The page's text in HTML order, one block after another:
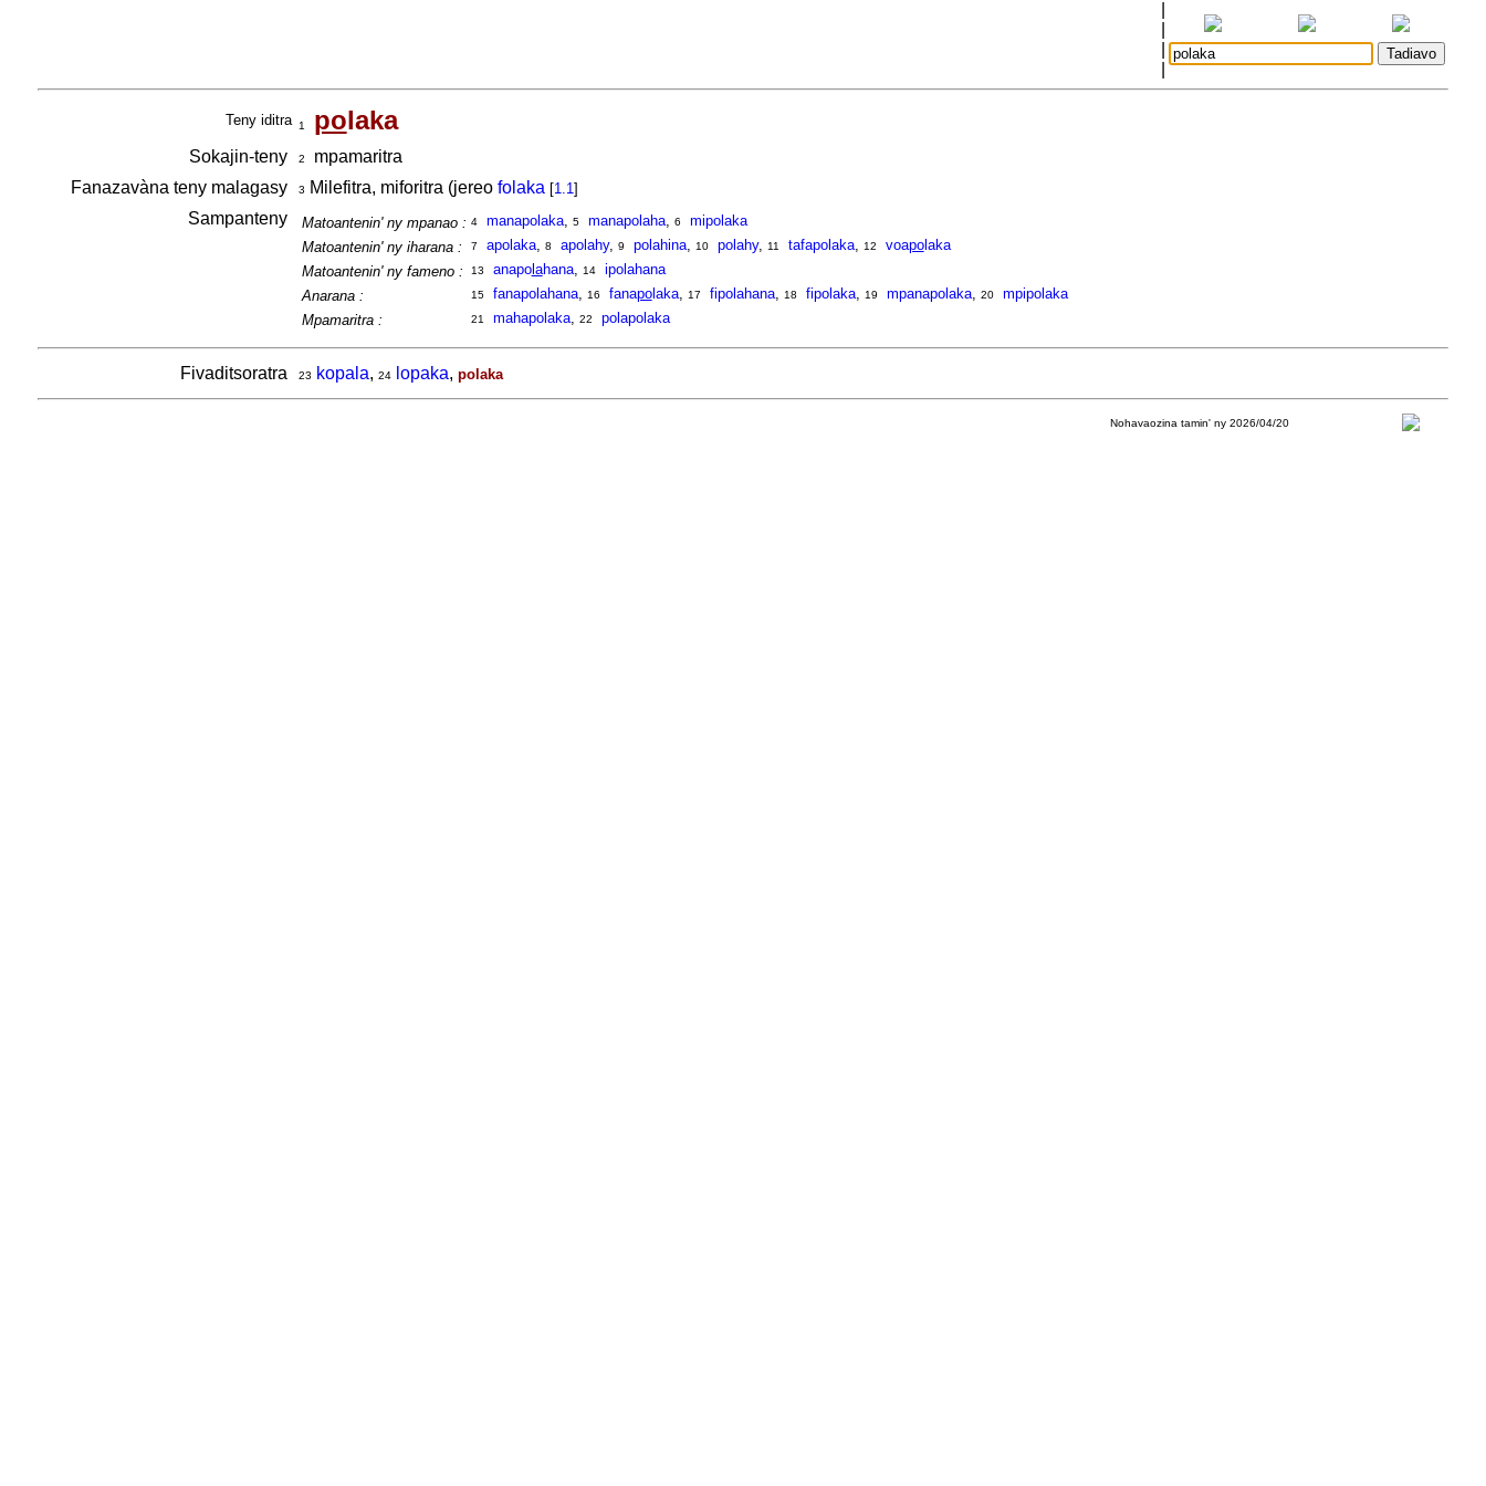
Teny iditra 1 polaka
Sokajin-teny 2
mpamaritra
Fanazavàna teny malagasy
3 Milefitra, miforitra (jereo folaka [1.1]
Sampanteny Matoantenin' ny mpanao : 4 manapolaka, 5 manapolaha, 6
mipolaka
Matoantenin' ny iharana :
7 apolaka, 8 apolahy, 9 polahina, 10 polahy, 11 tafapolaka, 12 voapolaka
Matoantenin' ny fameno :
13 anapolahana, 14
ipolahana
Anarana :
15 fanapolahana, 16 fanapolaka, 17 fipolahana, 18 fipolaka, 19 mpanapolaka, 20
mpipolaka
Mpamaritra :
21 mahapolaka, 22 polapolaka
Fivaditsoratra 23 kopala, 24 lopaka, polaka
Nohavaozina tamin' ny 2026/04/20